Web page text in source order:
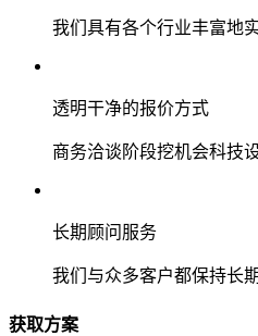
我们具有各个行业丰富地
透明干净的报价方式
商务洽谈阶段挖机会科技
长期顾问服务
我们与众多客户都保持长
获取方案